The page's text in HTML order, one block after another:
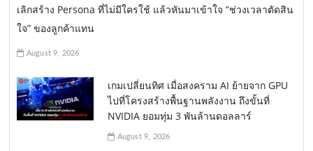
เลิกสร้าง Persona ที่ไม่มีใครใช้ แล้วหันมาเข้าใจ “ช่วงเวลาตัดสิน
ใจ” ของลูกค้าแทน
August 9, 2026
เกมเปลี่ยนทิศ เมื่อสงคราม AI ย้ายจาก GPU
ไปที่โครงสร้างพื้นฐานพลังงาน ถึงขั้นที่
NVIDIA ยอมทุ่ม 3 พันล้านดอลลาร์
August 9, 2026